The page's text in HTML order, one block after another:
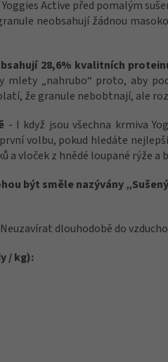
Active před pomalým
neobsahují žádnou
28,6% kvalitních
mlety „nahrubo“ proto, aby
že granule nebobtnají, ale
- I když jsou všechna krmiva
volbu, pokud hledáte
a vloček z hnědé loupané rýže
být směle nazývány „Sušený
dlouhodobě do
/ kg):